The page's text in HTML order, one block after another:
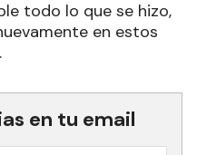
todo lo que se hizo,
en estos
en tu email